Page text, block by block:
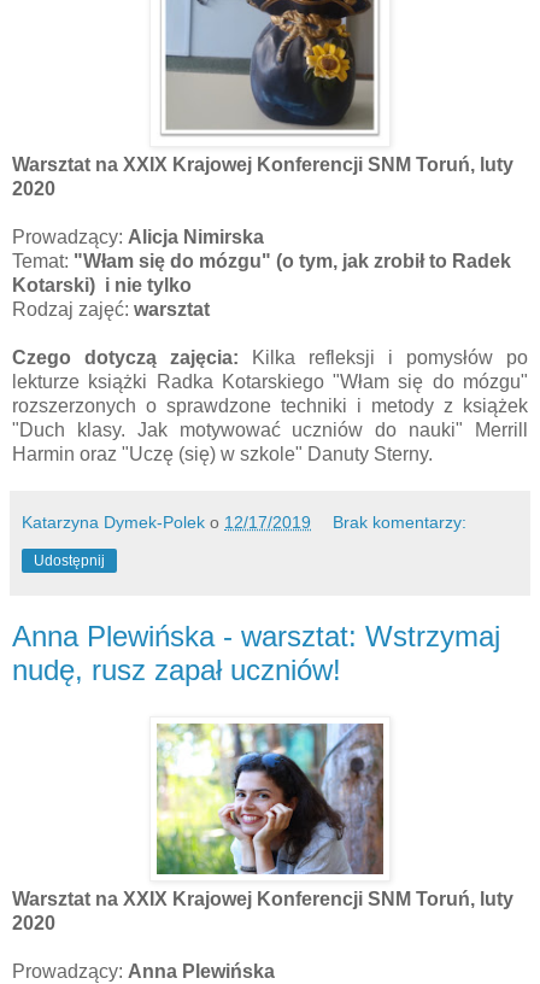
Warsztat na XXIX Krajowej Konferencji SNM Toruń, luty
2020
Prowadzący: Alicja Nimirska
Temat: "Włam się do mózgu" (o tym, jak zrobił to Radek
Kotarski) i nie tylko
Rodzaj zajęć: warsztat
Czego dotyczą zajęcia:
Kilka refleksji i pomysłów po
lekturze książki Radka Kotarskiego "Włam się do mózgu"
rozszerzonych o sprawdzone techniki i metody z książek
"Duch klasy. Jak motywować uczniów do nauki" Merrill
Harmin oraz "Uczę (się) w szkole" Danuty Sterny.
Katarzyna Dymek-Polek o 12/17/2019 Brak komentarzy:
Udostępnij
Anna Plewińska - warsztat: Wstrzymaj
nudę, rusz zapał uczniów!
Warsztat na XXIX Krajowej Konferencji SNM Toruń, luty
2020
Prowadzący: Anna Plewińska